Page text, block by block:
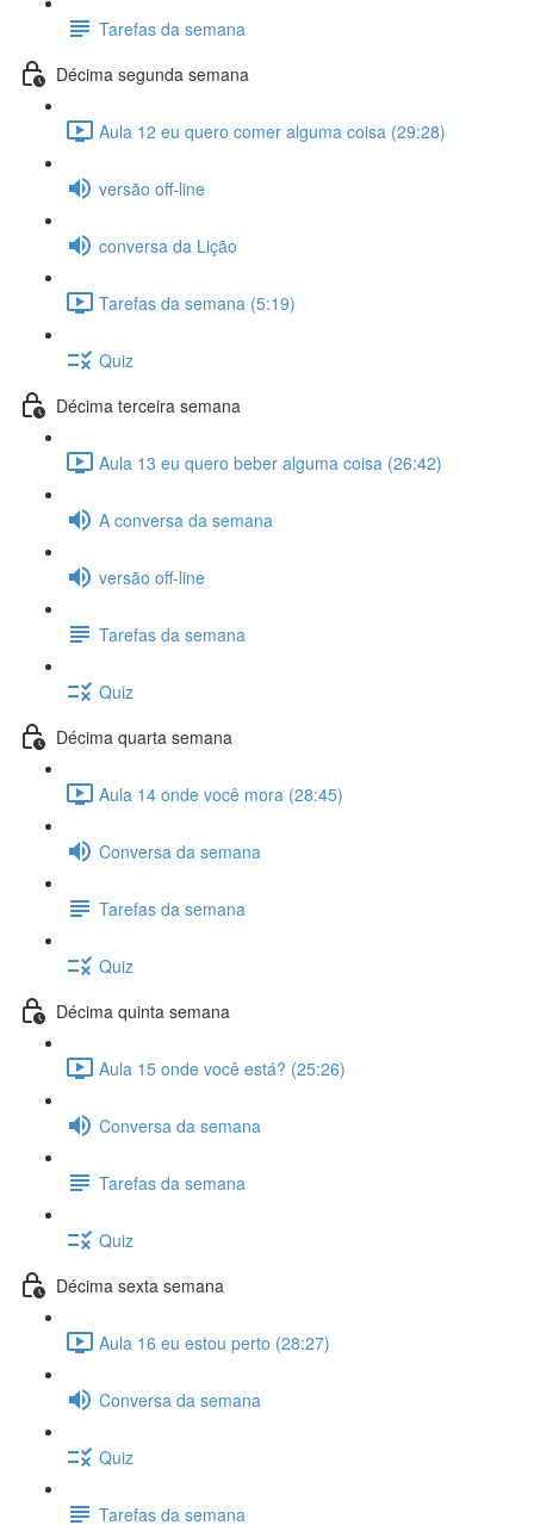
Tarefas da semana
Décima segunda semana
Aula 12 eu quero comer alguma coisa (29:28)
versão off-line
conversa da Lição
Tarefas da semana (5:19)
Quiz
Décima terceira semana
Aula 13 eu quero beber alguma coisa (26:42)
A conversa da semana
versão off-line
Tarefas da semana
Quiz
Décima quarta semana
Aula 14 onde você mora (28:45)
Conversa da semana
Tarefas da semana
Quiz
Décima quinta semana
Aula 15 onde você está? (25:26)
Conversa da semana
Tarefas da semana
Quiz
Décima sexta semana
Aula 16 eu estou perto (28:27)
Conversa da semana
Quiz
Tarefas da semana